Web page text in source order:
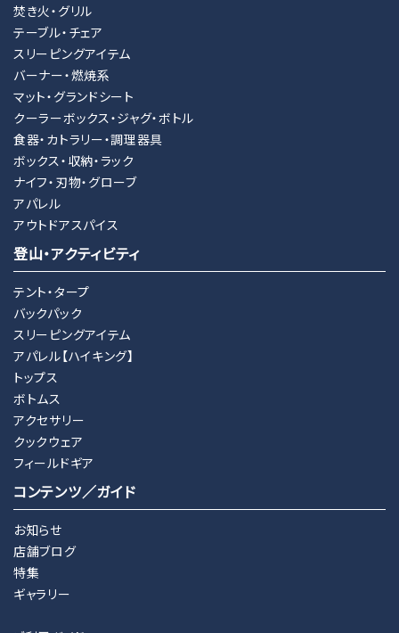
焚き火・グリル
テーブル・チェア
スリーピングアイテム
バーナー・燃焼系
マット・グランドシート
クーラーボックス・ジャグ・ボトル
食器・カトラリー・調理器具
ボックス・収納・ラック
ナイフ・刃物・グローブ
アパレル
アウトドアスパイス
登山・アクティビティ
テント・タープ
バックパック
スリーピングアイテム
アパレル【ハイキング】
トップス
ボトムス
アクセサリー
クックウェア
フィールドギア
コンテンツ／ガイド
お知らせ
店舗ブログ
特集
ギャラリー